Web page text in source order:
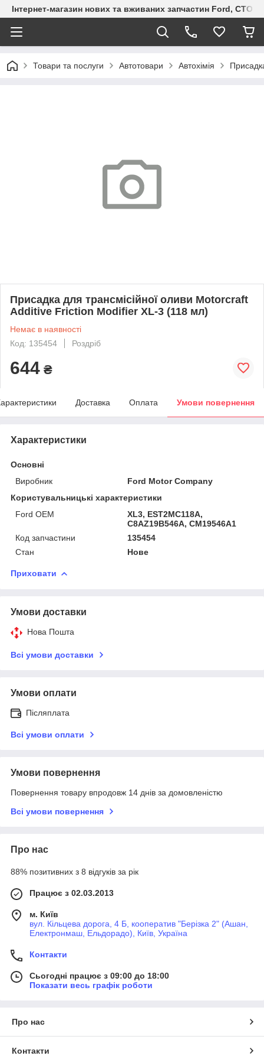
Інтернет-магазин нових та вживаних запчастин Ford, СТО
Товари та послуги Автотовари Автохімія
Присадка для трансмісійної оливи Motorcraft
Additive Friction Modifier XL-3 (118 мл)
Немає в наявності
Код: 135454
Роздріб
644 ₴
Доставка Оплата Умови повернення
Характеристики
Основні
Виробник
Ford Motor Company
Користувальницькі характеристики
Ford OEM
XL3, EST2MC118A,
C8AZ19B546A, CM19546A1
Код запчастини
135454
Стан
Нове
Приховати
Умови доставки
Нова Пошта
Всі умови доставки
Умови оплати
Післяплата
Всі умови оплати
Умови повернення
Повернення товару впродовж 14 днів за домовленістю
Всі умови повернення
Про нас
88% позитивних з 8 відгуків за рік
Працює з 02.03.2013
м. Київ
вул. Кільцева дорога, 4 Б, кооператив "Берізка 2" (Ашан,
Електронмаш, Ельдорадо), Київ, Україна
Контакти
Сьогодні працює з 09:00 до 18:00
Показати весь графік роботи
Про нас
Контакти